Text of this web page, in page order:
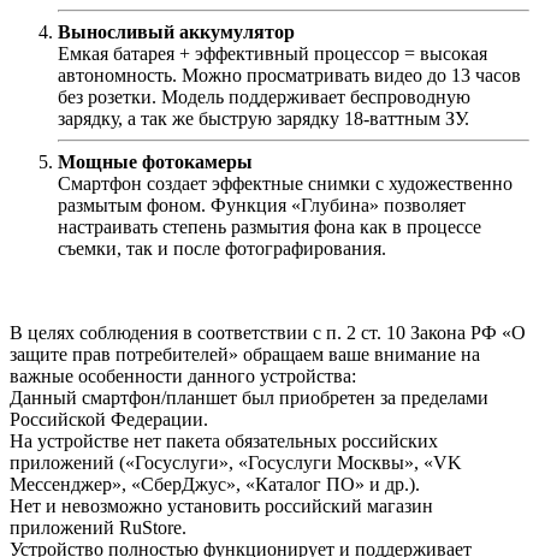
Выносливый аккумулятор
Емкая батарея + эффективный процессор = высокая
автономность. Можно просматривать видео до 13 часов
без розетки. Модель поддерживает беспроводную
зарядку, а так же быструю зарядку 18-ваттным ЗУ.
Мощные фотокамеры
Смартфон создает эффектные снимки с художественно
размытым фоном. Функция «Глубина» позволяет
настраивать степень размытия фона как в процессе
съемки, так и после фотографирования.
В целях соблюдения в соответствии с п. 2 ст. 10 Закона РФ «О
защите прав потребителей» обращаем ваше внимание на
важные особенности данного устройства:
Данный смартфон/планшет был приобретен за пределами
Российской Федерации.
На устройстве нет пакета обязательных российских
приложений («Госуслуги», «Госуслуги Москвы», «VK
Мессенджер», «СберДжус», «Каталог ПО» и др.).
Нет и невозможно установить российский магазин
приложений RuStore.
Устройство полностью функционирует и поддерживает